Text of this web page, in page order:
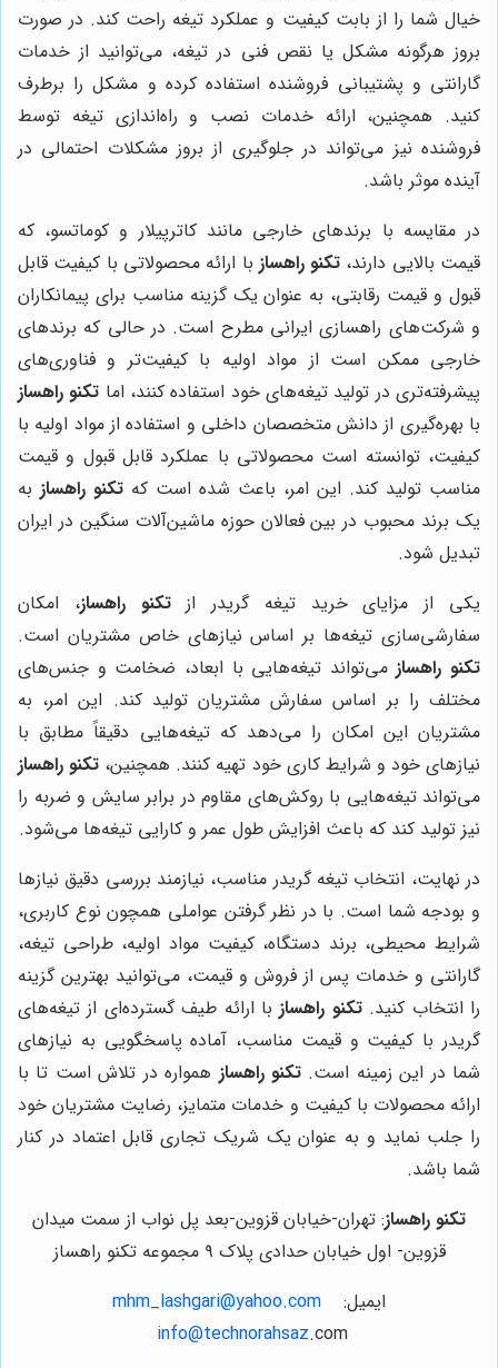
خیال شما را از بابت کیفیت و عملکرد تیغه راحت کند. در صورت
بروز هرگونه مشکل یا نقص فنی در تیغه، می‌توانید از خدمات
گارانتی و پشتیبانی فروشنده استفاده کرده و مشکل را برطرف
کنید. همچنین، ارائه خدمات نصب و راه‌اندازی تیغه توسط
فروشنده نیز می‌تواند در جلوگیری از بروز مشکلات احتمالی در
آینده موثر باشد.
در مقایسه با برندهای خارجی مانند کاترپیلار و کوماتسو، که
قیمت بالایی دارند، تکنو راهساز با ارائه محصولاتی با کیفیت قابل
قبول و قیمت رقابتی، به عنوان یک گزینه مناسب برای پیمانکاران
و شرکت‌های راهسازی ایرانی مطرح است. در حالی که برندهای
خارجی ممکن است از مواد اولیه با کیفیت‌تر و فناوری‌های
پیشرفته‌تری در تولید تیغه‌های خود استفاده کنند، اما تکنو راهساز
با بهره‌گیری از دانش متخصصان داخلی و استفاده از مواد اولیه با
کیفیت، توانسته است محصولاتی با عملکرد قابل قبول و قیمت
مناسب تولید کند. این امر، باعث شده است که تکنو راهساز به
یک برند محبوب در بین فعالان حوزه ماشین‌آلات سنگین در ایران
تبدیل شود.
یکی از مزایای خرید تیغه گریدر ازتکنو راهساز، امکان
سفارشی‌سازی تیغه‌ها بر اساس نیازهای خاص مشتریان است.
تکنو راهساز می‌تواند تیغه‌هایی با ابعاد، ضخامت و جنس‌های
مختلف را بر اساس سفارش مشتریان تولید کند. این امر، به
مشتریان این امکان را می‌دهد که تیغه‌هایی دقیقاً مطابق با
نیازهای خود و شرایط کاری خود تهیه کنند. همچنین، تکنو راهساز
می‌تواند تیغه‌هایی با روکش‌های مقاوم در برابر سایش و ضربه را
نیز تولید کند که باعث افزایش طول عمر و کارایی تیغه‌ها می‌شود.
در نهایت، انتخاب تیغه گریدر مناسب، نیازمند بررسی دقیق نیازها
و بودجه شما است. با در نظر گرفتن عواملی همچون نوع کاربری،
شرایط محیطی، برند دستگاه، کیفیت مواد اولیه، طراحی تیغه،
گارانتی و خدمات پس از فروش و قیمت، می‌توانید بهترین گزینه
را انتخاب کنید.تکنو راهساز با ارائه طیف گسترده‌ای از تیغه‌های
گریدر با کیفیت و قیمت مناسب، آماده پاسخگویی به نیازهای
شما در این زمینه است.تکنو راهساز همواره در تلاش است تا با
ارائه محصولات با کیفیت و خدمات متمایز، رضایت مشتریان خود
را جلب نماید و به عنوان یک شریک تجاری قابل اعتماد در کنار
شما باشد.
تکنو راهساز: تهران-خیابان قزوین-بعد پل نواب از سمت میدان
قزوین- اول خیابان حدادی پلاک ۹ مجموعه تکنو راهساز
ایمیل:
mhm_lashgari@yahoo.com
info@technorahsaz.com